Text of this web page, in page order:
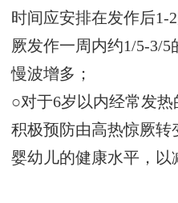
时间应安排在发作后1-
厥发作一周内约1/5-3/5
慢波增多；
○对于6岁以内经常发
积极预防由高热惊厥转
婴幼儿的健康水平，以